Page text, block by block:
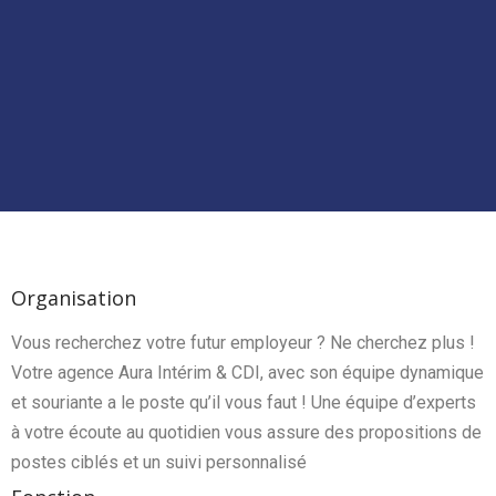
Organisation
Vous recherchez votre futur employeur ? Ne cherchez plus !
Votre agence Aura Intérim & CDI, avec son équipe dynamique
et souriante a le poste qu’il vous faut ! Une équipe d’experts
à votre écoute au quotidien vous assure des propositions de
postes ciblés et un suivi personnalisé